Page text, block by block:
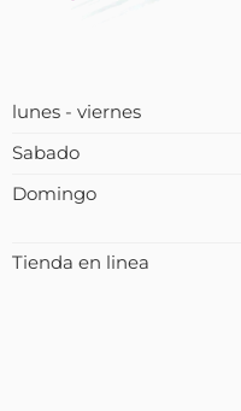
lunes - viernes
Sabado
Domingo
Tienda en linea